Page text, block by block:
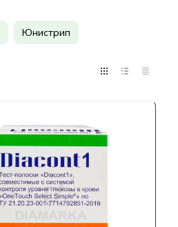
Юнистрип